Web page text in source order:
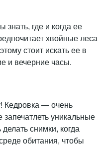
знать, где и когда ее
хвойные леса
стоит искать ее в
и вечерние часы.
Кедровка — очень
уникальные
снимки, когда
обитания, чтобы